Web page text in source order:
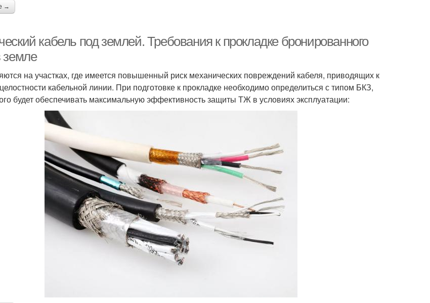
→
кабель под землей. Требования к прокладке бронированного
земле
на участках, где имеется повышенный риск механических повреждений кабеля, приводящих к
кабельной линии. При подготовке к прокладке необходимо определиться с типом БКЗ,
будет обеспечивать максимальную эффективность защиты ТЖ в условиях эксплуатации: